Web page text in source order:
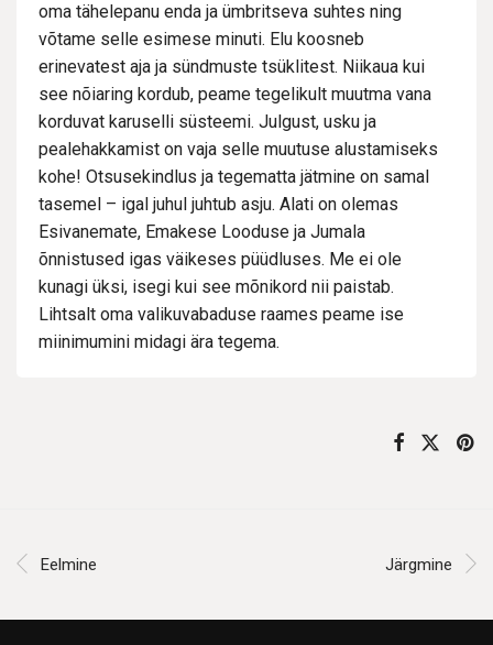
oma tähelepanu enda ja ümbritseva suhtes ning
võtame selle esimese minuti. Elu koosneb
erinevatest aja ja sündmuste tsüklitest. Niikaua kui
see nõiaring kordub, peame tegelikult muutma vana
korduvat karuselli süsteemi. Julgust, usku ja
pealehakkamist on vaja selle muutuse alustamiseks
kohe! Otsusekindlus ja tegematta jätmine on samal
tasemel – igal juhul juhtub asju. Alati on olemas
Esivanemate, Emakese Looduse ja Jumala
õnnistused igas väikeses püüdluses. Me ei ole
kunagi üksi, isegi kui see mõnikord nii paistab.
Lihtsalt oma valikuvabaduse raames peame ise
miinimumini midagi ära tegema.
Eelmine Järgmine